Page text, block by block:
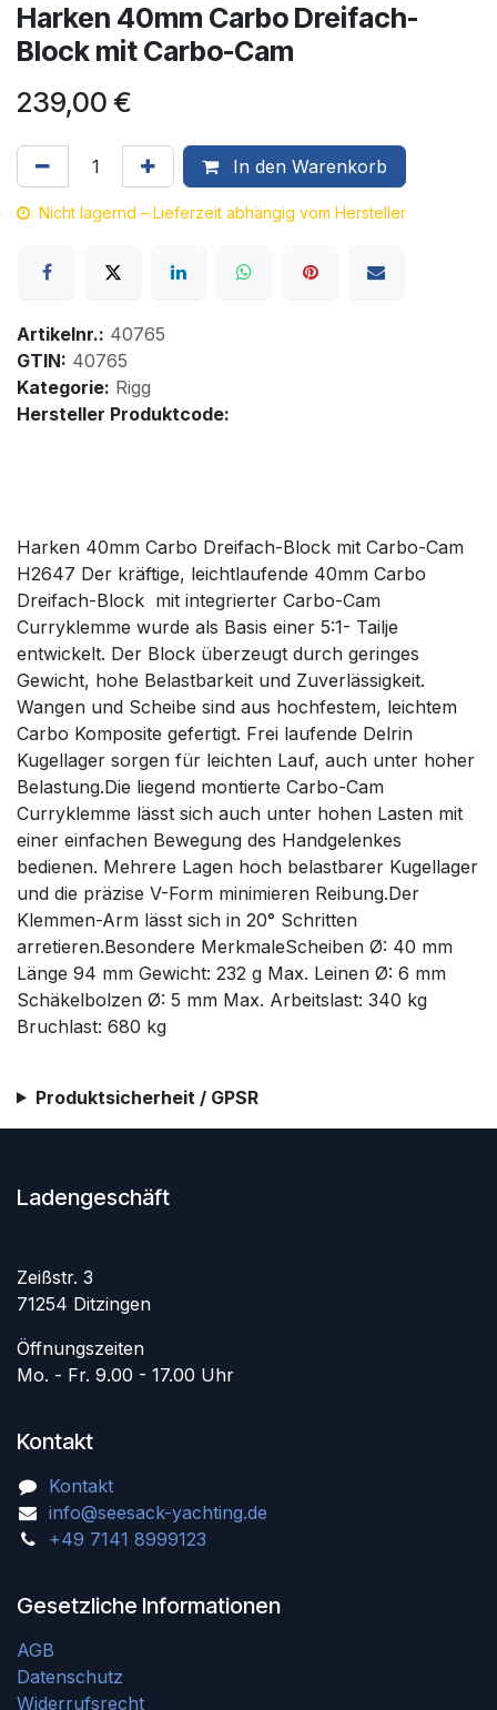
Harken 40mm Carbo Dreifach-
Block mit Carbo-Cam
239,00 €
In den Warenkorb
Nicht lagernd – Lieferzeit abhängig vom Hersteller
Artikelnr.: 40765
GTIN: 40765
Kategorie: Rigg
Hersteller Produktcode:
Harken 40mm Carbo Dreifach-Block mit Carbo-Cam
H2647 Der kräftige, leichtlaufende 40mm Carbo
Dreifach-Block mit integrierter Carbo-Cam
Curryklemme wurde als Basis einer 5:1- Tailje
entwickelt. Der Block überzeugt durch geringes
Gewicht, hohe Belastbarkeit und Zuverlässigkeit.
Wangen und Scheibe sind aus hochfestem, leichtem
Carbo Komposite gefertigt. Frei laufende Delrin
Kugellager sorgen für leichten Lauf, auch unter hoher
Belastung.Die liegend montierte Carbo-Cam
Curryklemme lässt sich auch unter hohen Lasten mit
einer einfachen Bewegung des Handgelenkes
bedienen. Mehrere Lagen hoch belastbarer Kugellager
und die präzise V-Form minimieren Reibung.Der
Klemmen-Arm lässt sich in 20° Schritten
arretieren.Besondere MerkmaleScheiben Ø: 40 mm
Länge 94 mm Gewicht: 232 g Max. Leinen Ø: 6 mm
Schäkelbolzen Ø: 5 mm Max. Arbeitslast: 340 kg
Bruchlast: 680 kg
Produktsicherheit / GPSR
Ladengeschäft
Zeißstr. 3
71254 Ditzingen
Öffnungszeiten
Mo. - Fr. 9.00 - 17.00 Uhr
Kontakt
Kontakt
info@seesack-yachting.de
+49 7141 8999123
Gesetzliche Informationen
AGB
Datenschutz
Widerrufsrecht